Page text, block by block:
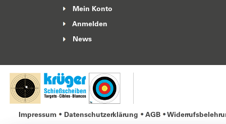
Mein Konto
Anmelden
News
Impressum Datenschutzerklärung AGB